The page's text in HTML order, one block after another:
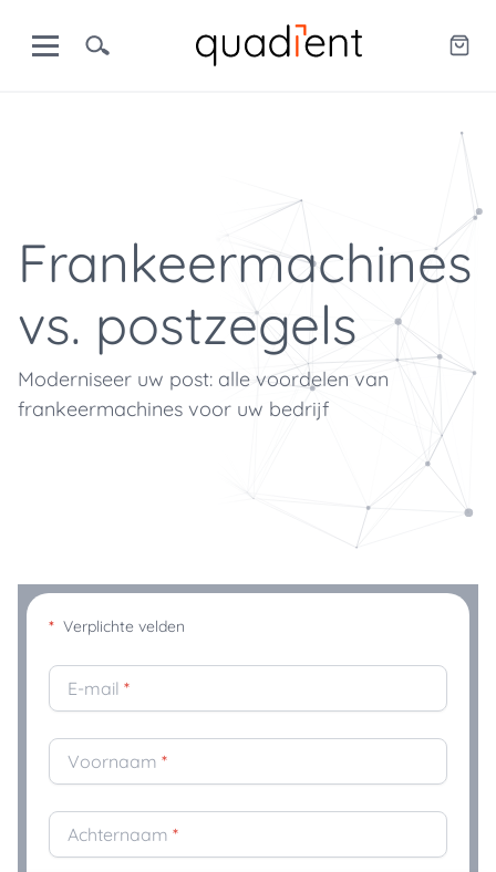
Frankeermachines
vs. postzegels
Moderniseer uw post: alle voordelen van
frankeermachines voor uw bedrijf
* Verplichte velden
E-mail *
Voornaam *
Achternaam *